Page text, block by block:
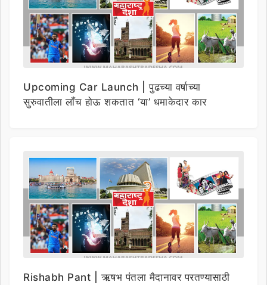
Upcoming Car Launch | पुढच्या वर्षाच्या
सुरुवातीला लाँच होऊ शकतात ‘या’ धमाकेदार कार
Rishabh Pant | ऋषभ पंतला मैदानावर परतण्यासाठी